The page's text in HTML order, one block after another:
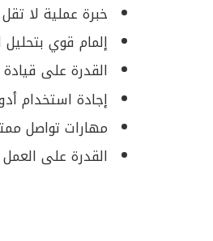
خبرة عملية لا تقل عن 3 سنوات في إدارة صفحات
إلمام قوي بتحليل
القدرة على
إجادة استخدام
مهارات تواصل
القدرة على